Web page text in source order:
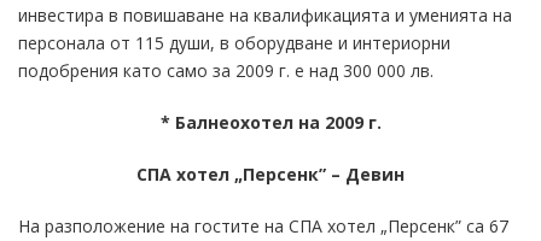
инвестира в повишаване на квалификацията и уменията на
персонала от 115 души, в оборудване и интериорни
подобрения като само за 2009 г. е над 300 000 лв.
* Балнеохотел на 2009 г.
СПА хотел „Персенк” – Девин
На разположение на гостите на СПА хотел „Персенк” са 67